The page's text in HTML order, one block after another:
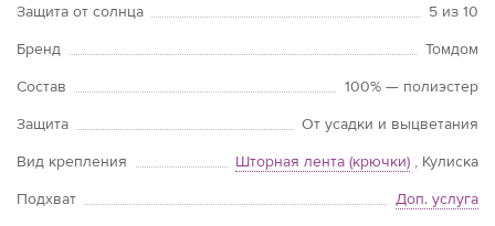
Защита от солнца
5 из 10
Бренд
Томдом
Состав
100% — полиэстер
Защита
От усадки и выцветания
Вид крепления
Шторная лента (крючки) , Кулиска
Подхват
Доп. услуга